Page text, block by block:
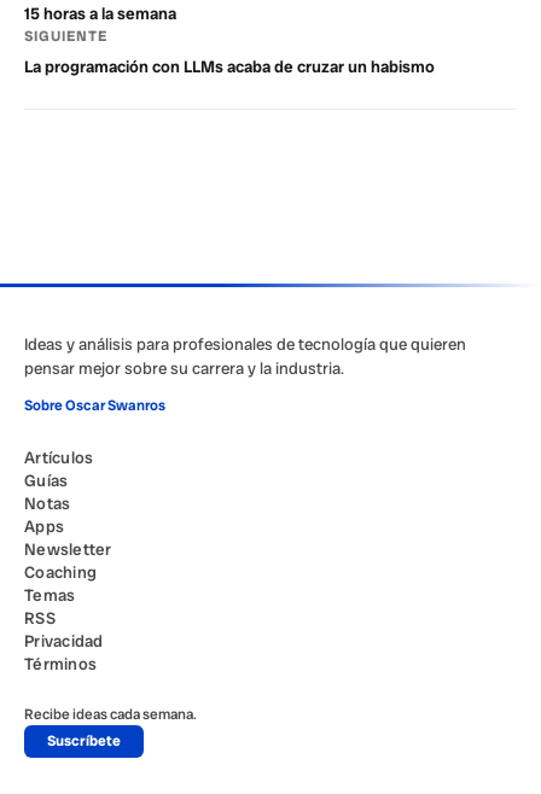
15 horas a la semana
SIGUIENTE
La programación con LLMs acaba de cruzar un habismo
Ideas y análisis para profesionales de tecnología que quieren
pensar mejor sobre su carrera y la industria.
Sobre Oscar Swanros
Artículos
Guías
Notas
Apps
Newsletter
Coaching
Temas
RSS
Privacidad
Términos
Recibe ideas cada semana.
Suscríbete